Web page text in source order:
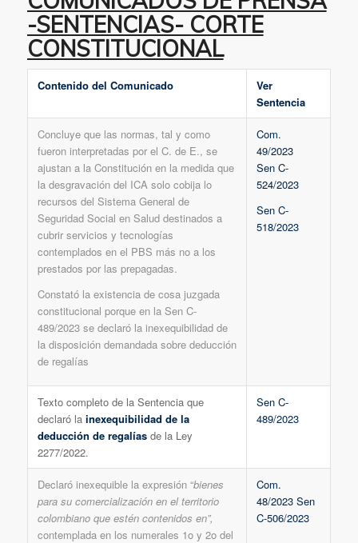
-SENTENCIAS- CORTE
CONSTITUCIONAL
Contenido del Comunicado
Ver
Sentencia
Concluye que las normas, tal y como
fueron interpretadas por el C. de E., se
ajustan a la Constitución en la medida que
la desgravación del ICA solo cobija lo
recursos del Sistema General de
Seguridad Social en Salud destinados a
cubrir servicios y tecnologías
contemplados en el PBS más no a los
prestados por las prepagadas.
Constató la existencia de cosa juzgada
constitucional porque en la Sen C-
489/2023 se declaró la inexequibilidad de
la disposición demandada sobre deducción
de regalías
Com.
49/2023
Sen C-
524/2023
Sen C-
518/2023
Texto completo de la Sentencia que
declaró la inexequibilidad de la
deducción de regalíasde la Ley
2277/2022.
Sen C-
489/2023
Declaró inexequible la expresión “bienes
para su comercialización en el territorio
colombiano que estén contenidos en”,
contemplada en los numerales 1o y 2o del
Com.
48/2023 Sen
C-506/2023